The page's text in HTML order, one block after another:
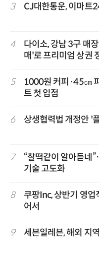
3 CJ대한통운, 이마트
4
다이소, 강남 3구
매'로 프리미엄 상권
5
1000원 커피·45㎝
트 첫 입점
6 상생협력법 개정안 '
7
“찰떡같이 알아듣네
기술 고도화
8
쿠팡Inc, 상반기 영
어서
9 세븐일레븐, 해외 지